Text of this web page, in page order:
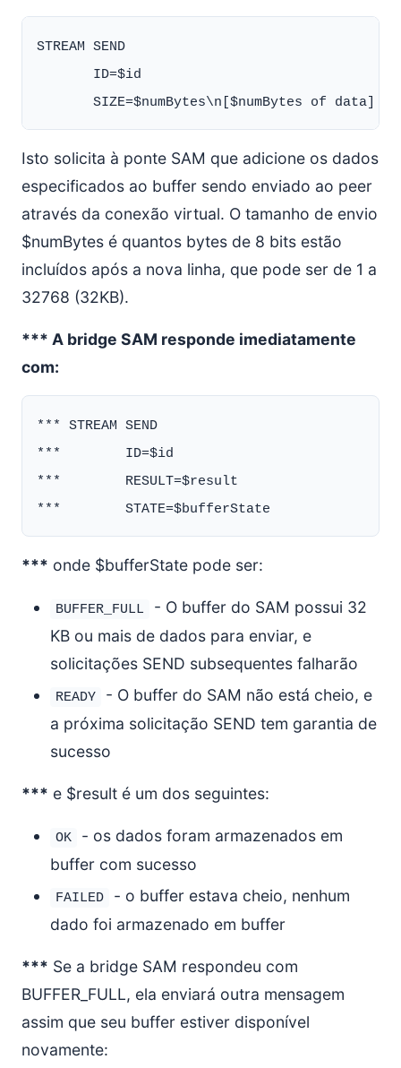
STREAM SEND
       ID=$id
Isto solicita à ponte SAM que adicione os dados
especificados ao buffer sendo enviado ao peer
através da conexão virtual. O tamanho de envio
$numBytes é quantos bytes de 8 bits estão
incluídos após a nova linha, que pode ser de 1 a
32768 (32KB).
*** A bridge SAM responde imediatamente
com:
*** STREAM SEND
***        ID=$id
***        RESULT=$result
*** onde $bufferState pode ser:
BUFFER_FULL
- O buffer do SAM possui 32
KB ou mais de dados para enviar, e
solicitações SEND subsequentes falharão
READY
- O buffer do SAM não está cheio, e
a próxima solicitação SEND tem garantia de
sucesso
*** e $result é um dos seguintes:
OK
- os dados foram armazenados em
buffer com sucesso
FAILED
- o buffer estava cheio, nenhum
dado foi armazenado em buffer
*** Se a bridge SAM respondeu com
BUFFER_FULL, ela enviará outra mensagem
assim que seu buffer estiver disponível
novamente: